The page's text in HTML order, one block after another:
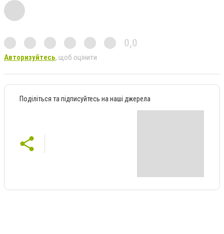
0,0
Авторизуйтесь, щоб оцінити
Поділіться та підписуйтесь на наші джерела